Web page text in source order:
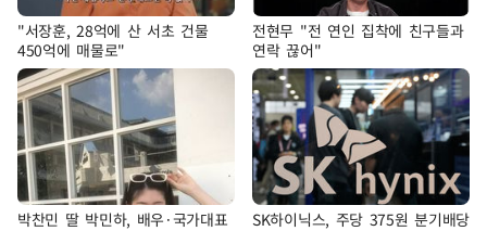
"서장훈, 28억에 산 서초 건물
450억에 매물로"
전현무 "전 연인 집착에 친구들과
연락 끊어"
박찬민 딸 박민하, 배우·국가대표
SK하이닉스, 주당 375원 분기배당